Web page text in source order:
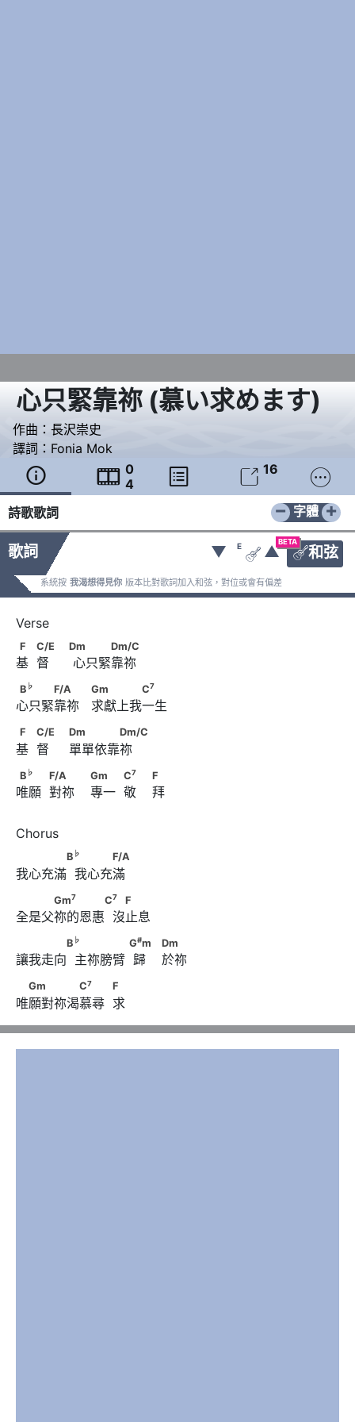
心只緊靠祢(慕い求めます)
作曲： 長沢崇史
譯詞： Fonia Mok
  0
4
  16 
詩歌歌詞 − +
字體
歌詞
BETA
和弦
▼ E
 ▲
系統按 我渴想得見你 版本比對歌詞加入和弦，對位或會有偏差
F　            C/E　                              Dm
Dm/C
F C/E Dm Dm/C
基  督      心只緊靠祢
B♭ F/A　　                  Gm　　　　C
B ♭ F/A Gm C7
心只緊靠祢   求獻上我一生
F　            C/E　                              Dm
Dm/C
F C/E Dm Dm/C
基  督     單單依靠祢
B♭
F/A　　                        Gm
C7 F
B ♭ F/A Gm C7 F
唯願  對祢    專一  敬    拜
B ♭ F/A
B ♭ F/A
我心充滿  我心充滿
Gm7 C
Gm7 C7 F
全是父祢的恩惠  沒止息
B ♭ G
Dm
B ♭ G#m Dm
讓我走向  主祢膀臂  歸    於祢
Gm　　　　C
7 F
Gm C7 F
唯願對祢渴慕尋  求